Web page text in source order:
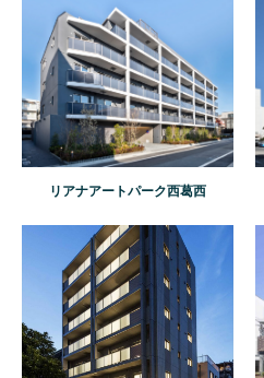
リアナアートパーク西葛西